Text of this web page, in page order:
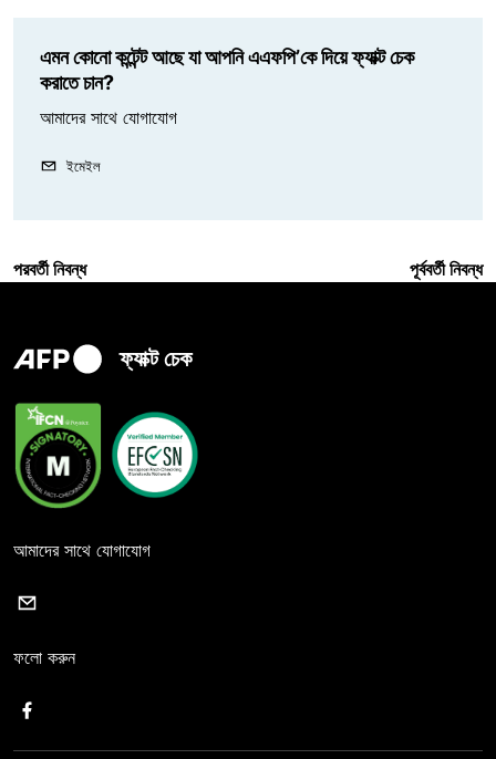
এমন কোনো কন্টেন্ট আছে যা আপনি এএফপি’কে দিয়ে ফ্যাক্ট চেক
করাতে চান?
আমাদের সাথে যোগাযোগ
ইমেইল
পরবর্তী নিবন্ধ পূর্ববর্তী নিবন্ধ
ফ্যাক্ট চেক
আমাদের সাথে যোগাযোগ
ফলো করুন